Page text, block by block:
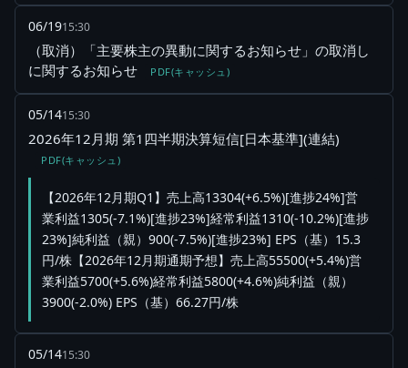
06/1915:30
（取消）「主要株主の異動に関するお知らせ」の取消し
に関するお知らせ
PDF(キャッシュ)
05/1415:30
2026年12月期 第1四半期決算短信[日本基準](連結)
PDF(キャッシュ)
【2026年12月期Q1】売上高13304(+6.5%)[進捗24%]営
業利益1305(-7.1%)[進捗23%]経常利益1310(-10.2%)[進捗
23%]純利益（親）900(-7.5%)[進捗23%] EPS（基）15.3
円/株【2026年12月期通期予想】売上高55500(+5.4%)営
業利益5700(+5.6%)経常利益5800(+4.6%)純利益（親）
3900(-2.0%) EPS（基）66.27円/株
05/1415:30